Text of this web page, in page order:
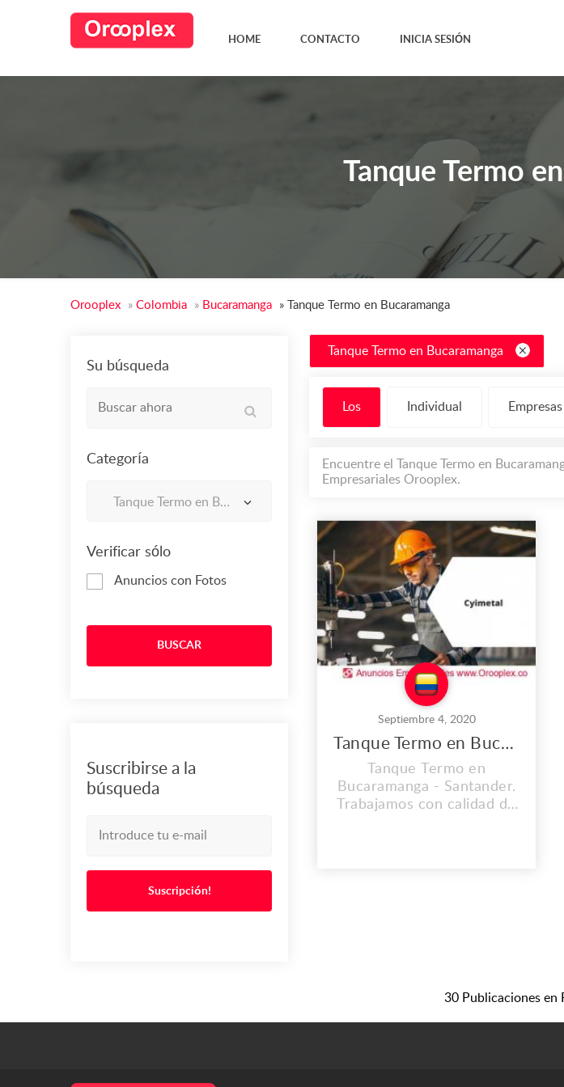
HOME CONTACTO INICIA SESIÓN
Tanque Termo
Orooplex » Colombia » Bucaramanga » Tanque Termo en Bucaramanga
Su búsqueda
Categoría
Tanque Termo en Bucaramanga
Verificar sólo
Anuncios con Fotos
BUSCAR
Suscribirse a la
búsqueda
Suscripción!
Tanque Termo en Bucaramanga
Los Individual Empresas
Encuentre el Tanque Termo en
Empresariales Orooplex.
Septiembre 4, 2020
Tanque Termo en Bucaramanga
Tanque Termo en
Bucaramanga - Santander.
Trabajamos con calidad de
30 Publicaciones en